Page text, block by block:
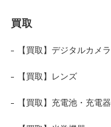
買取
【買取】デジタルカメラ
【買取】レンズ
【買取】充電池・充電器